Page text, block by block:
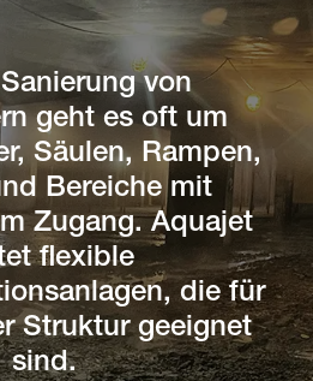
von
geht es oft um
Säulen, Rampen,
Bereiche mit
Zugang. Aquajet
flexible
die für
Struktur geeignet
sind.